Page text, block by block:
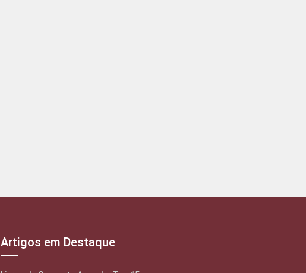
Artigos em Destaque